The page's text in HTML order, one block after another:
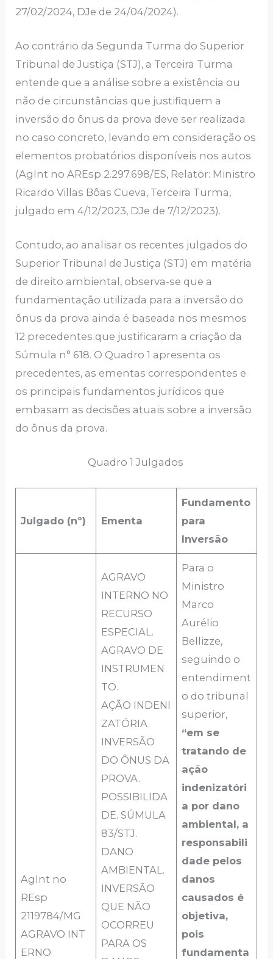
27/02/2024, DJe de 24/04/2024).
Ao contrário da Segunda Turma do Superior
Tribunal de Justiça (STJ), a Terceira Turma
entende que a análise sobre a existência ou
não de circunstâncias que justifiquem a
inversão do ônus da prova deve ser realizada
no caso concreto, levando em consideração os
elementos probatórios disponíveis nos autos
(AgInt no AREsp 2.297.698/ES, Relator: Ministro
Ricardo Villas Bôas Cueva, Terceira Turma,
julgado em 4/12/2023, DJe de 7/12/2023).
Contudo, ao analisar os recentes julgados do
Superior Tribunal de Justiça (STJ) em matéria
de direito ambiental, observa-se que a
fundamentação utilizada para a inversão do
ônus da prova ainda é baseada nos mesmos
12 precedentes que justificaram a criação da
Súmula n° 618. O Quadro 1 apresenta os
precedentes, as ementas correspondentes e
os principais fundamentos jurídicos que
embasam as decisões atuais sobre a inversão
do ônus da prova.
Quadro 1 Julgados
Julgado (nº) Ementa
Fundamento
para
Inversão
AgInt no
REsp
2119784/MG
AGRAVO INT
ERNO
AGRAVO
INTERNO NO
RECURSO
ESPECIAL.
AGRAVO DE
INSTRUMEN
TO.
AÇÃO INDENI
ZATÓRIA.
INVERSÃO
DO ÔNUS DA
PROVA.
POSSIBILIDA
DE. SÚMULA
83/STJ.
DANO
AMBIENTAL.
INVERSÃO
QUE NÃO
OCORREU
PARA OS
Para o
Ministro
Marco
Aurélio
Bellizze,
seguindo o
entendiment
o do tribunal
superior,
“em se
tratando de
ação
indenizatóri
a por dano
ambiental, a
responsabili
dade pelos
danos
causados é
objetiva,
pois
fundamenta